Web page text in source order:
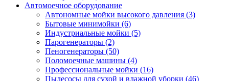
Автомоечное оборудование
Автономные мойки высокого давления (3)
Бытовые минимойки (6)
Индустриальные мойки (5)
Парогенераторы (2)
Пеногенераторы (50)
Поломоечные машины (4)
Профессиональные мойки (16)
Пылесосы для сухой и влажной уборки (46)